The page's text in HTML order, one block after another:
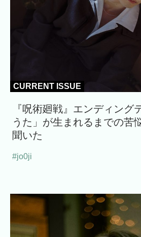
CURRENT ISSUE
『呪術廻戦』エンディング
うた」が生まれるまでの苦
聞いた
#jo0ji